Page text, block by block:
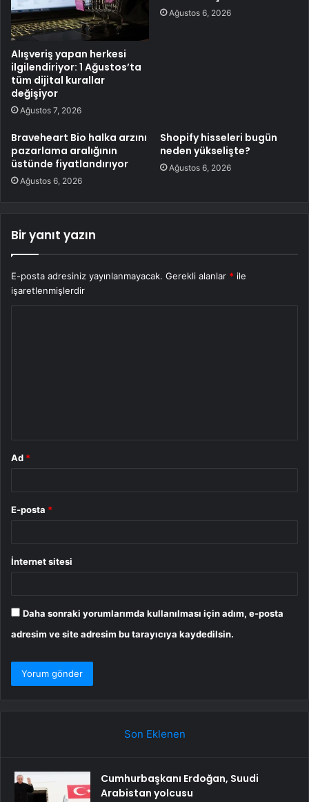
Alışveriş yapan herkesi
ilgilendiriyor: 1 Ağustos’ta
tüm dijital kurallar
değişiyor
Ağustos 7, 2026
Ağustos 6, 2026
Braveheart Bio halka arzını
pazarlama aralığının
üstünde fiyatlandırıyor
Ağustos 6, 2026
Shopify hisseleri bugün
neden yükselişte?
Ağustos 6, 2026
Bir yanıt yazın
E-posta adresiniz yayınlanmayacak. Gerekli alanlar * ile
işaretlenmişlerdir
Ad *
E-posta *
İnternet sitesi
Daha sonraki yorumlarımda kullanılması için adım, e-posta
adresim ve site adresim bu tarayıcıya kaydedilsin.
Son Eklenen
Cumhurbaşkanı Erdoğan, Suudi
Arabistan yolcusu